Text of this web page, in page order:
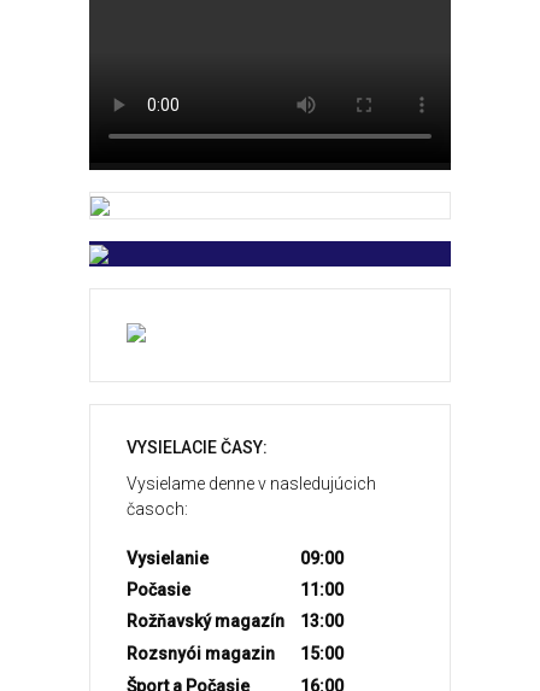
VYSIELACIE ČASY:
Vysielame denne v nasledujúcich
časoch:
Vysielanie
09:00
Počasie
11:00
Rožňavský magazín
13:00
Rozsnyói magazin
15:00
Šport a Počasie
16:00